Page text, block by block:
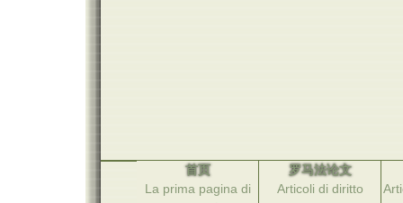
首页
La prima pagina di
罗马法论文
Articoli di diritto